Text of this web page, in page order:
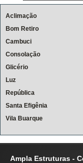
Aclimação
Bom Retiro
Cambuci
Consolação
Glicério
Luz
República
Santa Efigênia
Vila Buarque
Ampla Estruturas -